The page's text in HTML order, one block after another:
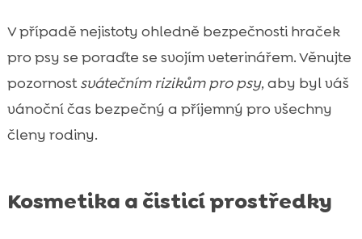
V případě nejistoty ohledně bezpečnosti hraček
pro psy se poraďte se svojím veterinářem. Věnujte
pozornostsvátečním rizikům pro psy, aby byl váš
vánoční čas bezpečný a příjemný pro všechny
členy rodiny.
Kosmetika a čisticí prostředky